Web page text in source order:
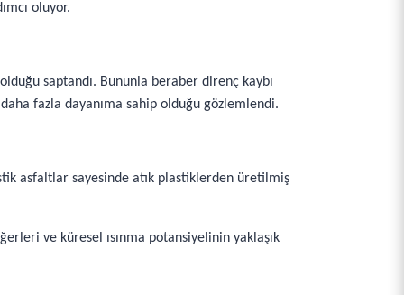
oluyor.
saptandı. Bununla beraber direnç kaybı
fazla dayanıma sahip olduğu gözlemlendi.
asfaltlar sayesinde atık plastiklerden üretilmiş
ve küresel ısınma potansiyelinin yaklaşık